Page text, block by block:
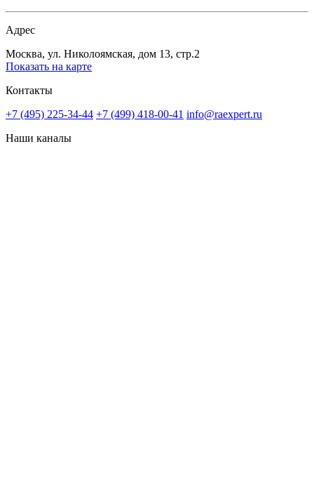
Адрес
Москва, ул. Николоямская, дом 13, стр.2
Показать на карте
Контакты
+7 (495) 225-34-44 +7 (499) 418-00-41 info@raexpert.ru
Наши каналы